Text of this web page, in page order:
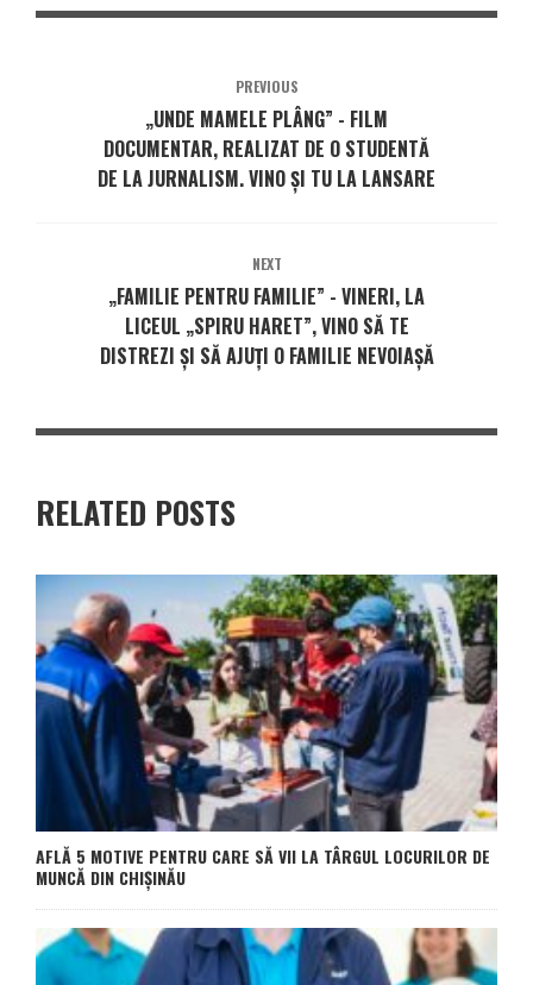
PREVIOUS
„UNDE MAMELE PLÂNG” - FILM
DOCUMENTAR, REALIZAT DE O STUDENTĂ
DE LA JURNALISM. VINO ȘI TU LA LANSARE
NEXT
„FAMILIE PENTRU FAMILIE” - VINERI, LA
LICEUL „SPIRU HARET”, VINO SĂ TE
DISTREZI ȘI SĂ AJUȚI O FAMILIE NEVOIAȘĂ
RELATED POSTS
AFLĂ 5 MOTIVE PENTRU CARE SĂ VII LA TÂRGUL LOCURILOR DE
MUNCĂ DIN CHIȘINĂU